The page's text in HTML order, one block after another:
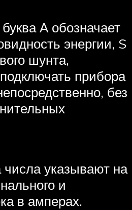
А обозначает
энергии, S
шунта,
прибора
без
указывают на
и
в амперах.